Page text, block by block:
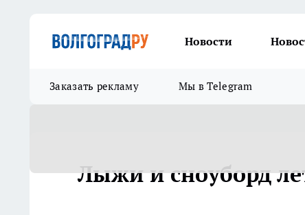
Новости
Заказать рекламу Мы в Telegram
Лыжи и сноуборд